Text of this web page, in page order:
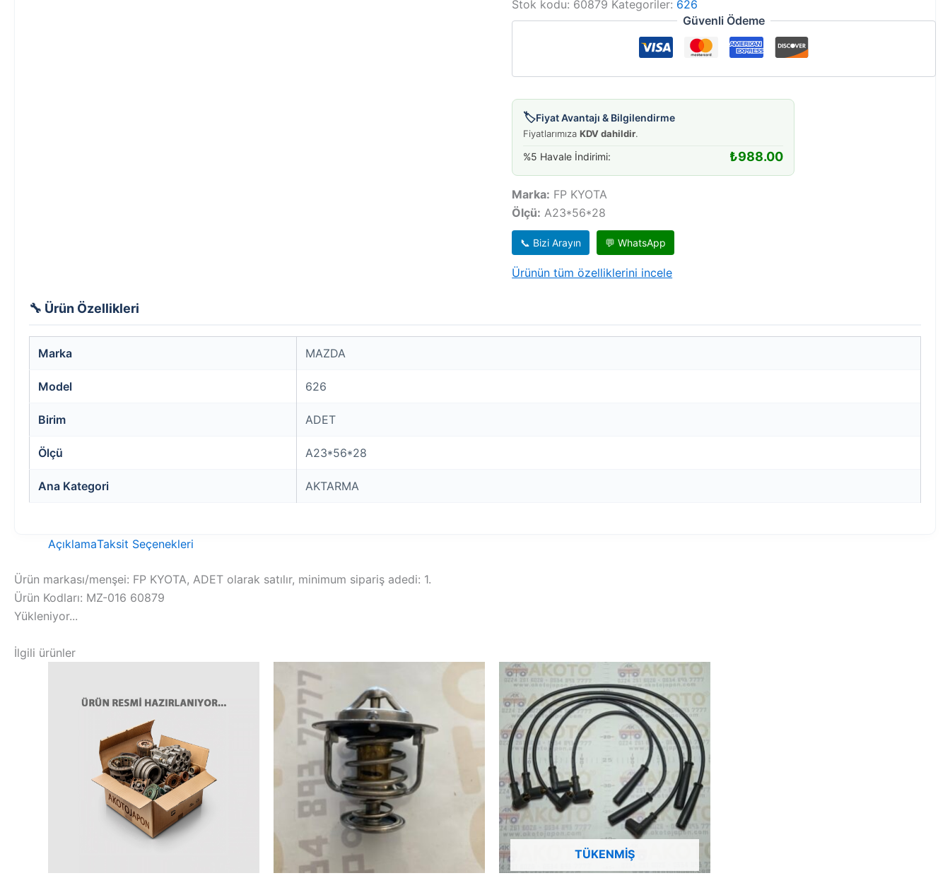
Stok kodu: 60879 Kategoriler: 626
Güvenli Ödeme
🏷️Fiyat Avantajı & Bilgilendirme
FiyatlarımızaKDV dahildir.
%5 Havale İndirimi: ₺988.00
Marka: FP KYOTA
Ölçü: A23*56*28
📞 Bizi Arayın 💬 WhatsApp
Ürünün tüm özelliklerini incele
🔧 Ürün Özellikleri
Marka MAZDA
Model 626
Birim ADET
Ölçü A23*56*28
Ana Kategori AKTARMA
AçıklamaTaksit Seçenekleri
Ürün markası/menşei: FP KYOTA, ADET olarak satılır, minimum sipariş adedi: 1.
Ürün Kodları: MZ-016 60879
Yükleniyor...
İlgili ürünler
TÜKENMIŞ